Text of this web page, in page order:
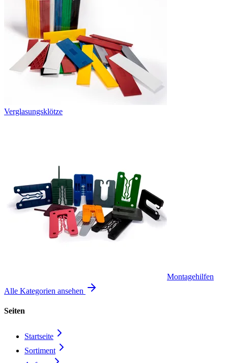
Verglasungsklötze
Montagehilfen
Alle Kategorien ansehen
Seiten
Startseite
Sortiment